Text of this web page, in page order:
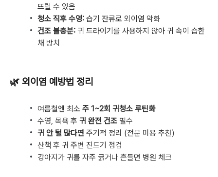
뜨릴 수 있음
청소 직후 수영: 습기 잔류로 외이염 악화
건조 불충분: 귀 드라이기를 사용하지 않아 귀 속이 습한
채 방치
🌿 외이염 예방법 정리
여름철엔 최소 주 1~2회 귀청소 루틴화
수영, 목욕 후 귀 완전 건조 필수
귀 안 털 많다면 주기적 정리 (전문 미용 추천)
산책 후 귀 주변 진드기 점검
강아지가 귀를 자주 긁거나 흔들면 병원 체크